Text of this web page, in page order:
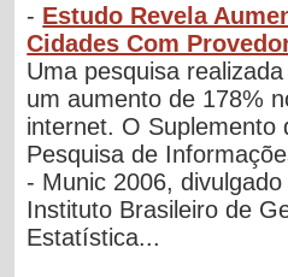
- Estudo Revela
Cidades Com
Uma pesquisa
um aumento de 178%
internet. O Suplemento
Pesquisa de
- Munic 2006,
Instituto Brasileiro de
Estatística...